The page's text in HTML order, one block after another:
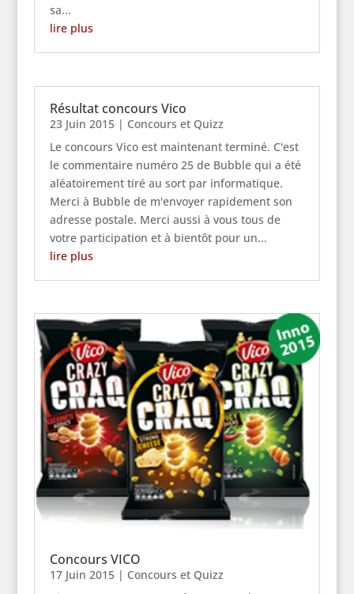
sa...
lire plus
Résultat concours Vico
23 Juin 2015| Concours et Quizz
Le concours Vico est maintenant terminé. C'est
le commentaire numéro 25 de Bubble qui a été
aléatoirement tiré au sort par informatique.
Merci à Bubble de m'envoyer rapidement son
adresse postale. Merci aussi à vous tous de
votre participation et à bientôt pour un...
lire plus
Concours VICO
17 Juin 2015| Concours et Quizz